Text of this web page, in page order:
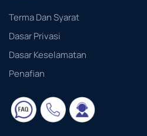
Terma Dan Syarat
Dasar Privasi
Dasar Keselamatan
Penafian